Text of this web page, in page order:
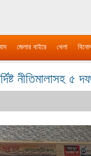
জেলার বাইরে খেলা
নীতিমালাসহ ৫